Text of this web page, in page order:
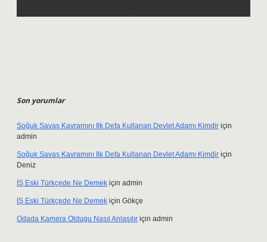
Son yorumlar
Soğuk Savaş Kavramını Ilk Defa Kullanan Devlet Adamı Kimdir için
admin
Soğuk Savaş Kavramını Ilk Defa Kullanan Devlet Adamı Kimdir için
Deniz
İŞ Eski Türkçede Ne Demek için admin
İŞ Eski Türkçede Ne Demek için Gökçe
Odada Kamera Oldugu Nasıl Anlaşılır için admin